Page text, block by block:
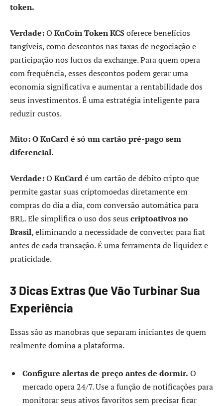
token.
Verdade:O KuCoin Token KCSoferece benefícios
tangíveis, como descontos nas taxas de negociação e
participação nos lucros da exchange. Para quem opera
com frequência, esses descontos podem gerar uma
economia significativa e aumentar a rentabilidade dos
seus investimentos. É uma estratégia inteligente para
reduzir custos.
Mito: O KuCard é só um cartão pré-pago sem
diferencial.
Verdade:O KuCardé um cartão de débito cripto que
permite gastar suas criptomoedas diretamente em
compras do dia a dia, com conversão automática para
BRL. Ele simplifica o uso dos seus criptoativos no
Brasil, eliminando a necessidade de converter para fiat
antes de cada transação. É uma ferramenta de liquidez e
praticidade.
3 Dicas Extras Que Vão Turbinar Sua
Experiência
Essas são as manobras que separam iniciantes de quem
realmente domina a plataforma.
Configure alertas de preço antes de dormir. O
mercado opera 24/7. Use a função de notificações para
monitorar seus ativos favoritos sem precisar ficar